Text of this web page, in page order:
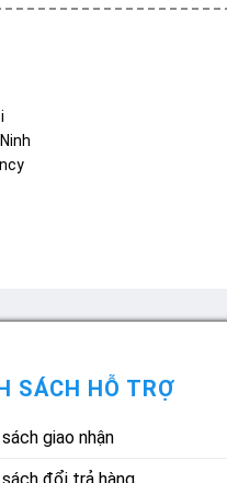
SÁCH HỖ TRỢ
giao nhận